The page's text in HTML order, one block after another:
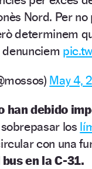
Nord. Per
determinem
May 4,
han debido
los
con una
en la C-31.